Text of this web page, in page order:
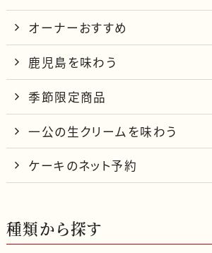
オーナーおすすめ
鹿児島を味わう
季節限定商品
一公の生クリームを味わう
ケーキのネット予約
種類から探す